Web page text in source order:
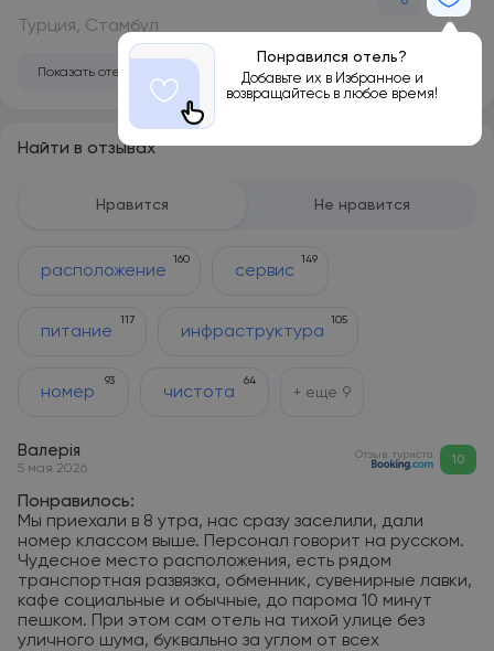
Понравился отель?
Добавьте их в Избранное и
возвращайтесь в любое время!
Турция, Стамбул
Показать отель на карте
Найти в отзывах
Нравится Не нравится
расположение
160
сервис
149
питание
117
инфраструктура
105
номер
93
чистота
64
+ еще 9
Валерія
5 мая 2026
Отзыв туриста 10
Понравилось:
Мы приехали в 8 утра, нас сразу заселили, дали
номер классом выше. Персонал говорит на русском.
Чудесное место расположения, есть рядом
транспортная развязка, обменник, сувенирные лавки,
кафе социальные и обычные, до парома 10 минут
пешком. При этом сам отель на тихой улице без
уличного шума, буквально за углом от всех